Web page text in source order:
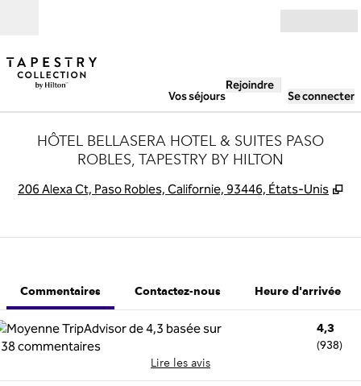
Vos séjours
Rejoindre
Se connecter
HÔTEL BELLASERA HOTEL & SUITES PASO
ROBLES, TAPESTRY BY HILTON
206 Alexa Ct, Paso Robles, Californie, 93446, États-Unis ,
Commentaires Contactez-nous Heure d'arrivée
4,3
(938)
Lire les avis